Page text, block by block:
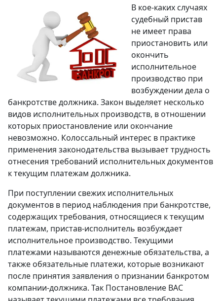
В кое-каких случаях
судебный пристав
не имеет права
приостановить или
окончить
исполнительное
производство при
возбуждении дела o
банкротстве должника. Закон выделяет несколько
видов исполнительных производств, в отношении
которых приостановление или окончание
невозможно. Колоссальный интерес в практике
применения законодательства вызывает трудность
отнесения требований исполнительных документов
к текущим платежам должника.
При поступлении свежих исполнительных
документов в период наблюдения при банкротстве,
содержащих требования, относящиеся к текущим
платежам, пристав-исполнитель возбуждает
исполнительное производство. Текущими
платежами называются денежные обязательства, a
также обязательные платежи, которые возникают
после принятия заявления o признании банкротом
компании-должника. Так Постановление ВАС